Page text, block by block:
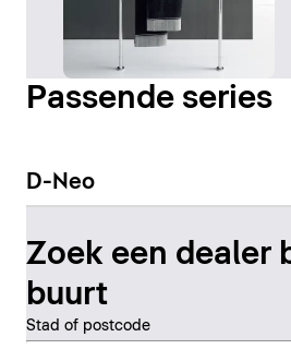
Passende series
D-Neo
Zoek een dealer
buurt
Stad of postcode